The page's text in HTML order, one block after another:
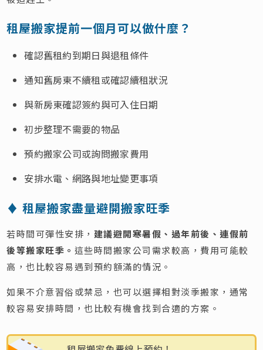
租屋搬家提前一個月可以做什麼？
確認舊租約到期日與退租條件
通知舊房東不續租或確認續租狀況
與新房東確認簽約與可入住日期
初步整理不需要的物品
預約搬家公司或詢問搬家費用
安排水電、網路與地址變更事項
♦ 租屋搬家盡量避開搬家旺季
若時間可彈性安排， 建議避開寒暑假、過年前後、連假前
後等搬家旺季。 這些時間搬家公司需求較高，費用可能較
高，也比較容易遇到預約額滿的情況。
如果不介意習俗或禁忌，也可以選擇相對淡季搬家，通常
較容易安排時間，也比較有機會找到合適的方案。